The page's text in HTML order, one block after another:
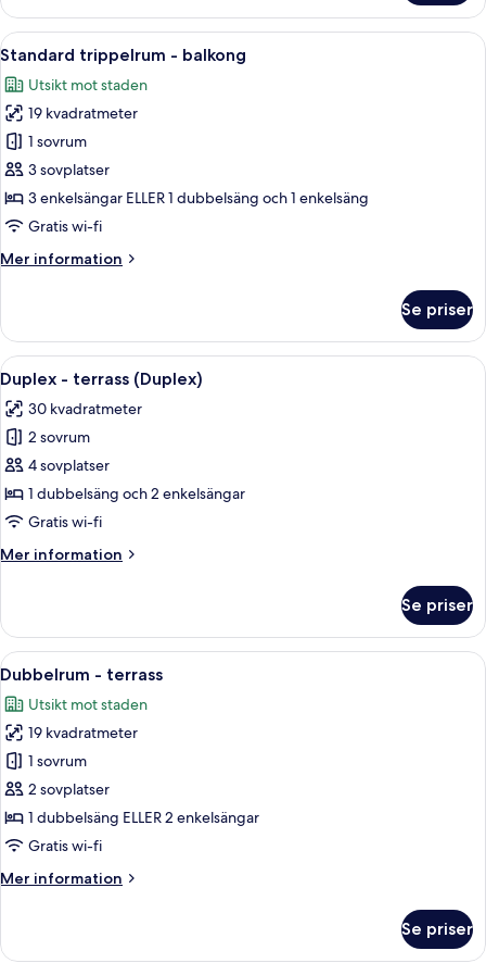
-
balkong
Öppna
alla
foton
för
Standard
trippelrum
-
balkong
Ett hotellrum med två sängar, en
10
Standard trippelrum - balkong
Utsikt mot staden
19 kvadratmeter
1 sovrum
3 sovplatser
3 enkelsängar ELLER 1 dubbelsäng och 1 enkelsäng
Gratis wi-fi
Mer information
Mer
trippelrum
balkong
Se priser
Öppna
alla
foton
för
Duplex
-
terrass
Ett sovrum med en säng, röda
13
Duplex - terrass (Duplex)
30 kvadratmeter
2 sovrum
4 sovplatser
1 dubbelsäng och 2 enkelsängar
Gratis wi-fi
Mer information
Mer
-
terrass
(Duplex)
Se priser
Öppna
alla
foton
för
Dubbelrum
-
terrass
Ett hotellrum med en stor säng,
12
Dubbelrum - terrass
Utsikt mot staden
19 kvadratmeter
1 sovrum
2 sovplatser
1 dubbelsäng ELLER 2 enkelsängar
Gratis wi-fi
Mer information
Mer
-
Se priser